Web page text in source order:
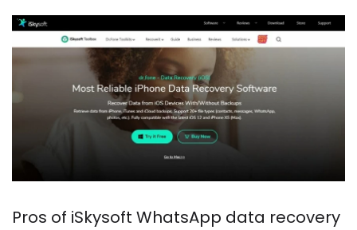
Pros of iSkysoft WhatsApp data recovery